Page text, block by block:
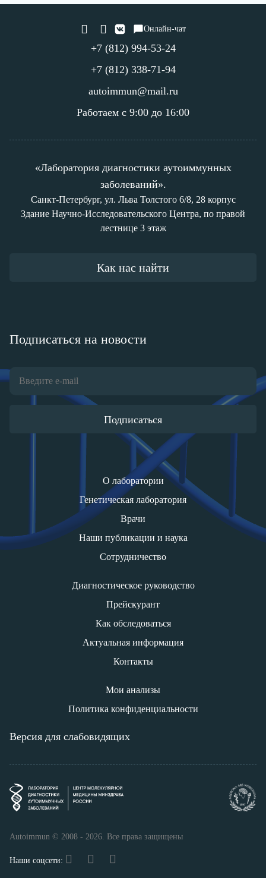
Онлайн-чат
+7 (812) 994-53-24
+7 (812) 338-71-94
autoimmun@mail.ru
Работаем с 9:00 до 16:00
«Лаборатория диагностики аутоиммунных
заболеваний».
Санкт-Петербург, ул. Льва Толстого 6/8, 28 корпус
Здание Научно-Исследовательского Центра, по правой
лестнице 3 этаж
Как нас найти
Подписаться на новости
Подписаться
О лаборатории
Генетическая лаборатория
Врачи
Наши публикации и наука
Сотрудничество
Диагностическое руководство
Прейскурант
Как обследоваться
Актуальная информация
Контакты
Мои анализы
Политика конфиденциальности
Версия для слабовидящих
Autoimmun © 2008 - 2026. Все права защищены
Наши соцсети: